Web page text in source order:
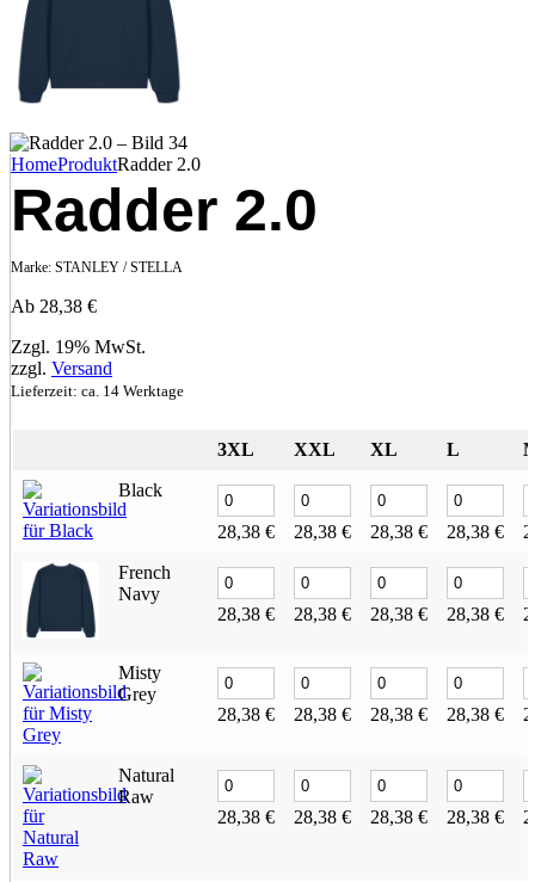
HomeProduktRadder 2.0
Radder 2.0
Marke: STANLEY / STELLA
Ab 28,38 €
Zzgl. 19% MwSt.
zzgl. Versand
Lieferzeit: ca. 14 Werktage
3XL XXL XL L
Black
28,38 € 28,38 € 28,38 € 28,38 €
French
Navy
28,38 € 28,38 € 28,38 € 28,38 €
Misty
Grey
28,38 € 28,38 € 28,38 € 28,38 €
Natural
Raw
28,38 € 28,38 € 28,38 € 28,38 €